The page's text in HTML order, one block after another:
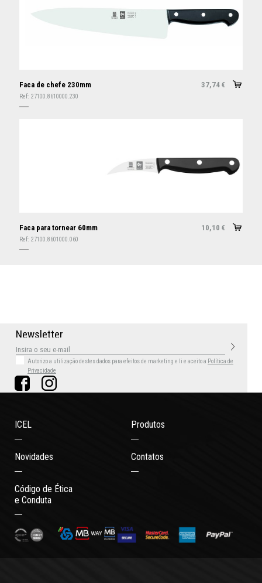
Faca de chefe 230mm 37,74 €
Ref: 27100.8610000.230
Faca para tornear 60mm 10,10 €
Ref: 27100.8601000.060
Newsletter
Autorizo a utilização destes dados para efeitos de marketing e li e aceito a Política de
Privacidade
ICEL Produtos
Novidades Contatos
Código de Ética
e Conduta